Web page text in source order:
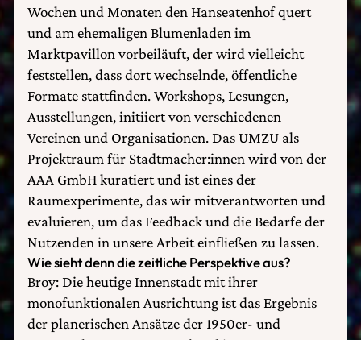
Wochen und Monaten den Hanseatenhof quert
und am ehemaligen Blumenladen im
Marktpavillon vorbeiläuft, der wird vielleicht
feststellen, dass dort wechselnde, öffentliche
Formate stattfinden. Workshops, Lesungen,
Ausstellungen, initiiert von verschiedenen
Vereinen und Organisationen. Das UMZU als
Projektraum für Stadtmacher:innen wird von der
AAA GmbH kuratiert und ist eines der
Raumexperimente, das wir mitverantworten und
evaluieren, um das Feedback und die Bedarfe der
Nutzenden in unsere Arbeit einfließen zu lassen.
Wie sieht denn die zeitliche Perspektive aus?
Broy: Die heutige Innenstadt mit ihrer
monofunktionalen Ausrichtung ist das Ergebnis
der planerischen Ansätze der 1950er- und